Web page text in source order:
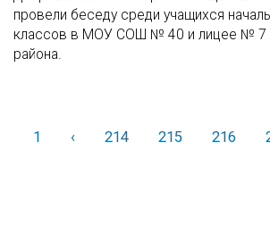
провели беседу среди учащихся
классов в МОУ СОШ № 40 и лицее № 7
района.
1 ‹Назад214 215 216